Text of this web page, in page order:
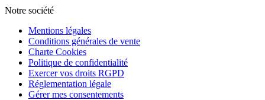
Notre société
Mentions légales
Conditions générales de vente
Charte Cookies
Politique de confidentialité
Exercer vos droits RGPD
Réglementation légale
Gérer mes consentements